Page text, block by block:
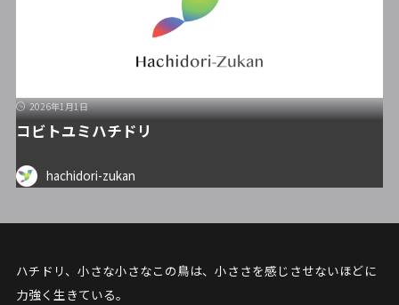
2026年1月1日
コビトユミハチドリ
hachidori-zukan
ハチドリ、小さな小さなこの鳥は、小ささを感じさせないほどに
力強く生きている。